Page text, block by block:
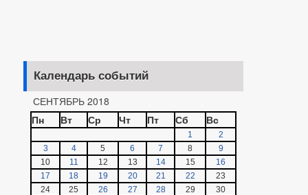
Календарь событий
СЕНТЯБРЬ 2018
Пн
Вт Ср Чт Пт Сб Вс
1
2
3
4 5 6 7 8
9
10
11 12 13 14 15
16
17
18 19 20 21 22
23
24
25 26 27 28 29 30